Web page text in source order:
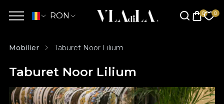
RON
Mobilier Taburet Noor Lilium
Taburet Noor Lilium